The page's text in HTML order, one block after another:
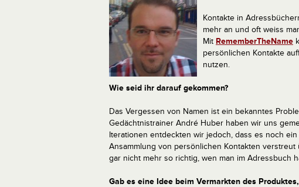
Kontakte in
mehr an und oft weiss
Mit RememberTheName
persönlichen Kontakte
nutzen.
Wie seid ihr darauf gekommen?
Das Vergessen von Namen ist ein bekanntes
Gedächtnistrainer André Huber haben wir uns
Iterationen entdeckten wir jedoch, dass es noch
Ansammlung von persönlichen Kontakten
gar nicht mehr so richtig, wen man im Adressbuch
Gab es eine Idee beim Vermarkten des